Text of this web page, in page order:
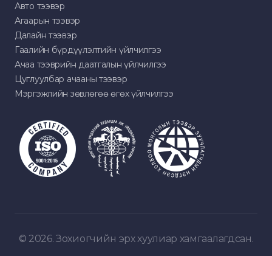
Авто тээвэр
Агаарын тээвэр
Далайн тээвэр
Гаалийн бүрдүүлэлтийн үйлчилгээ
Ачаа тээврийн даатгалын үйлчилгээ
Цуглуулбар ачааны тээвэр
Мэргэжлийн зөвлөгөө өгөх үйлчилгээ
© 2026. Зохиогчийн эрх хуулиар хамгаалагдсан.